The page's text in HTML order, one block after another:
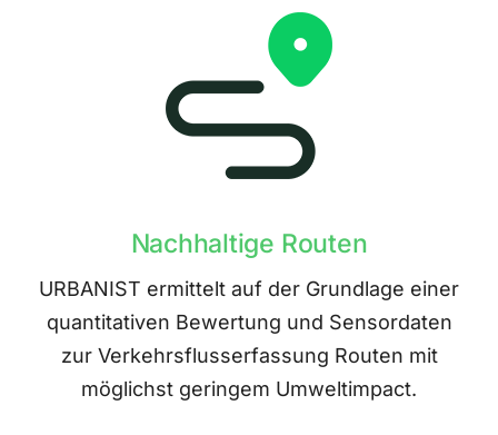
Nachhaltige Routen
URBANIST ermittelt auf der Grundlage einer
quantitativen Bewertung und Sensordaten
zur Verkehrsflusserfassung Routen mit
möglichst geringem Umweltimpact.